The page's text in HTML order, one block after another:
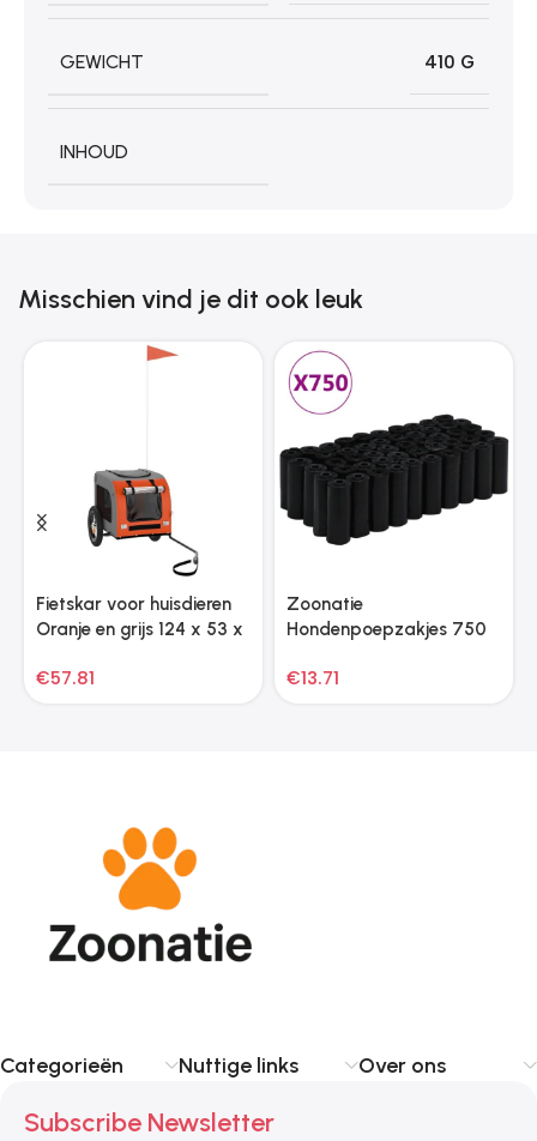
GEWICHT 410 G
INHOUD
Misschien vind je dit ook leuk
Fietskar voor huisdieren
Oranje en grijs 124 x 53 x
€57.81
Zoonatie
Hondenpoepzakjes 750
zwart
€13.71
Categorieën Nuttige links Over ons
Subscribe Newsletter